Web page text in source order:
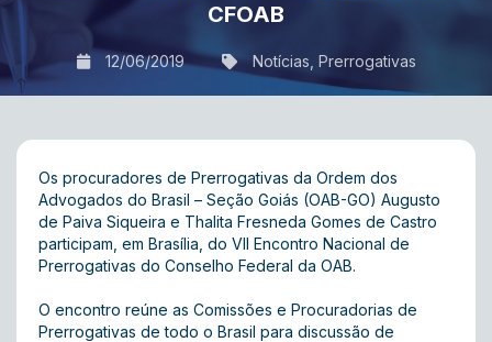
CFOAB
12/06/2019 Notícias Prerrogativas
Os procuradores de Prerrogativas da Ordem dos
Advogados do Brasil – Seção Goiás (OAB-GO) Augusto
de Paiva Siqueira e Thalita Fresneda Gomes de Castro
participam, em Brasília, do VII Encontro Nacional de
Prerrogativas do Conselho Federal da OAB.
O encontro reúne as Comissões e Procuradorias de
Prerrogativas de todo o Brasil para discussão de